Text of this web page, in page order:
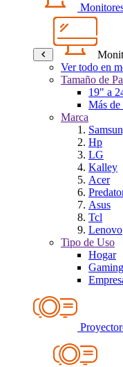
Ver todo en
Tamaño de
19" a
Más
Marca
Hp
LG
Kalley
Acer
Asus
Tcl
Lenovo
Tipo de Uso
Hogar
Gaming